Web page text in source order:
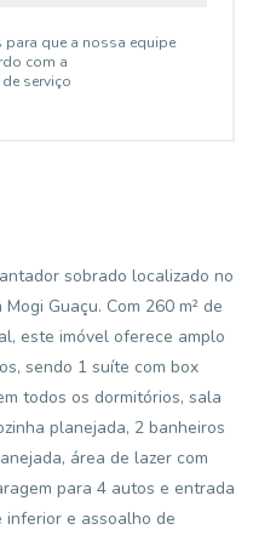
que a nossa equipe
com a
serviço
sobrado localizado no
Guaçu. Com 260 m² de
este imóvel oferece amplo
sendo 1 suíte com box
todos os dormitórios, sala
planejada, 2 banheiros
área de lazer com
para 4 autos e entrada
inferior e assoalho de